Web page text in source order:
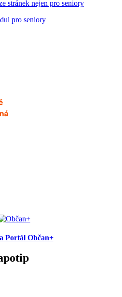
stránek nejen pro seniory
Portál Občan+